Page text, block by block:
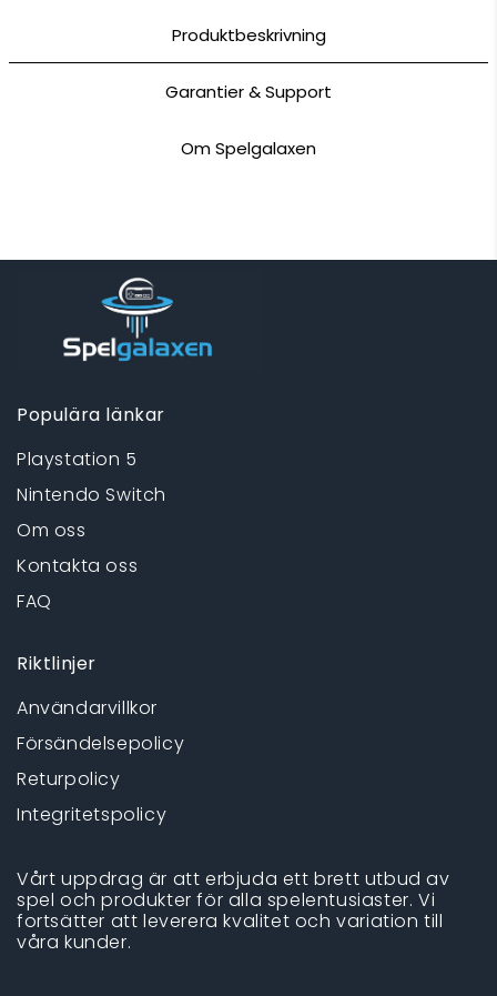
Produktbeskrivning
Garantier & Support
Om Spelgalaxen
Populära länkar
Playstation 5
Nintendo Switch
Om oss
Kontakta oss
FAQ
Riktlinjer
Användarvillkor
Försändelsepolicy
Returpolicy
Integritetspolicy
Vårt uppdrag är att erbjuda ett brett utbud av
spel och produkter för alla spelentusiaster. Vi
fortsätter att leverera kvalitet och variation till
våra kunder.